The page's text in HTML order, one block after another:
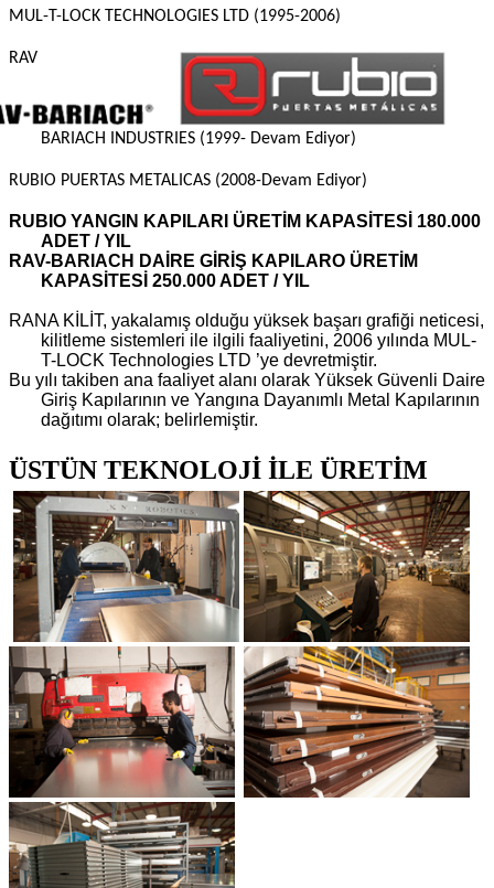
MUL-T-LOCK TECHNOLOGIES LTD (1995-2006)
RAV
BARIACH INDUSTRIES (1999- Devam Ediyor)
RUBIO PUERTAS METALICAS (2008-Devam Ediyor)
RUBIO YANGIN KAPILARI ÜRETİM KAPASİTESİ 180.000
ADET / YIL
RAV-BARIACH DAİRE GİRİŞ KAPILARO ÜRETİM
KAPASİTESİ 250.000 ADET / YIL
RANA KİLİT, yakalamış olduğu yüksek başarı grafiği neticesi,
kilitleme sistemleri ile ilgili faaliyetini, 2006 yılında MUL-
T-LOCK Technologies LTD ’ye devretmiştir.
Bu yılı takiben ana faaliyet alanı olarak Yüksek Güvenli Daire
Giriş Kapılarının ve Yangına Dayanımlı Metal Kapılarının
dağıtımı olarak; belirlemiştir.
ÜSTÜN TEKNOLOJİ İLE ÜRETİM